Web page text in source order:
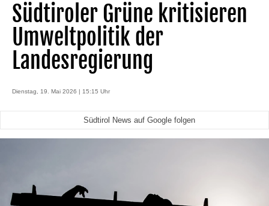
Südtiroler Grüne kritisieren
Umweltpolitik der
Landesregierung
Dienstag, 19. Mai 2026 | 15:15 Uhr
Südtirol News auf Google folgen